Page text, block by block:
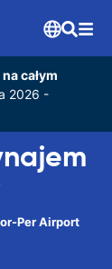
całym
2026 -
Per Airport